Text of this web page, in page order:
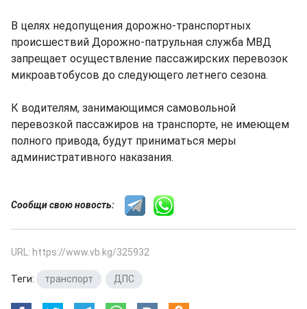
В целях недопущения дорожно-транспортных
происшествий Дорожно-патрульная служба МВД
запрещает осуществление пассажирских перевозок
микроавтобусов до следующего летнего сезона.
К водителям, занимающимся самовольной
перевозкой пассажиров на транспорте, не имеющем
полного привода, будут приниматься меры
административного наказания.
Сообщи свою новость:
URL: https://www.vb.kg/325932
Теги: транспорт ДПС